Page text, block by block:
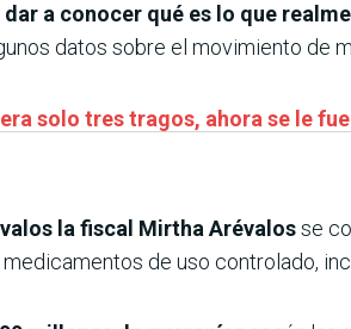
a conocer qué es lo que
datos sobre el movimiento de
solo tres tragos, ahora se le
la fiscal Mirtha Arévalosse
de uso controlado,